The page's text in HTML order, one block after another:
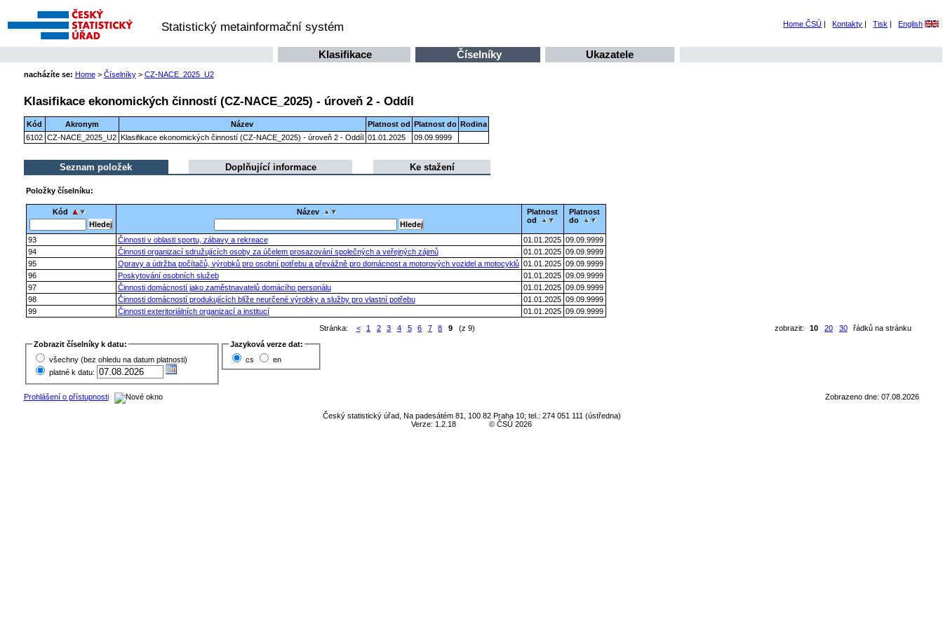
Statistický metainformační systém Home ČSÚ | Kontakty | Tisk | English
Klasifikace Číselníky Ukazatele
nacházíte se: Home> Číselníky> CZ-NACE_2025_U2
Klasifikace ekonomických činností (CZ-NACE_2025) - úroveň 2 - Oddíl
Kód Akronym Název Platnost od Platnost do Rodina
6102 CZ-NACE_2025_U2 Klasifikace ekonomických činností (CZ-NACE_2025) - úroveň 2 - Oddíl 01.01.2025 09.09.9999
Seznam položek Doplňující informace Ke stažení
Položky číselníku:
Kód Název
Platnost
od
Platnost
do
93 Činnosti v oblasti sportu, zábavy a rekreace 01.01.2025 09.09.9999
94
Činnosti organizací sdružujících osoby za účelem prosazování společných a veřejných zájmů 01.01.2025 09.09.9999
95
Opravy a údržba počítačů, výrobků pro osobní potřebu a převážně pro domácnost a motorových vozidel a motocyklů 01.01.2025 09.09.9999
96
Poskytování osobních služeb 01.01.2025 09.09.9999
97
Činnosti domácností jako zaměstnavatelů domácího personálu 01.01.2025 09.09.9999
98
Činnosti domácností produkujících blíže neurčené výrobky a služby pro vlastní potřebu 01.01.2025 09.09.9999
99
Činnosti exteritoriálních organizací a institucí 01.01.2025 09.09.9999
zobrazit:
10 20 30 řádků na stránku
Stránka: < 1 2 3 4 5 6 7 8 9(z 9)
Zobrazit číselníky k datu:
všechny (bez ohledu na datum platnosti)
platné k datu:
Jazyková verze dat:
cs
en
Prohlášení o přístupnosti Zobrazeno dne: 07.08.2026
Český statistický úřad, Na padesátém 81, 100 82 Praha 10; tel.: 274 051 111 (ústředna)
Verze: 1.2.18
© ČSÚ 2026